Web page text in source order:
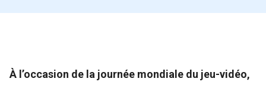
À l’occasion de la journée mondiale du jeu-vidéo,